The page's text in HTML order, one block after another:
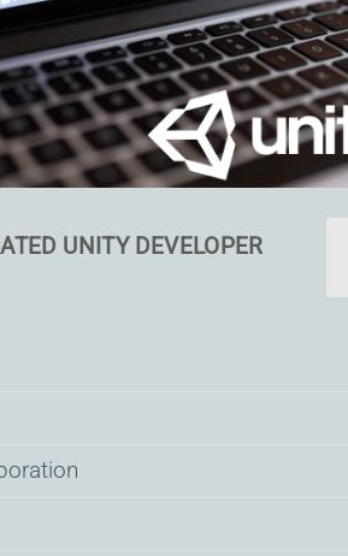
UNITY DEVELOPER